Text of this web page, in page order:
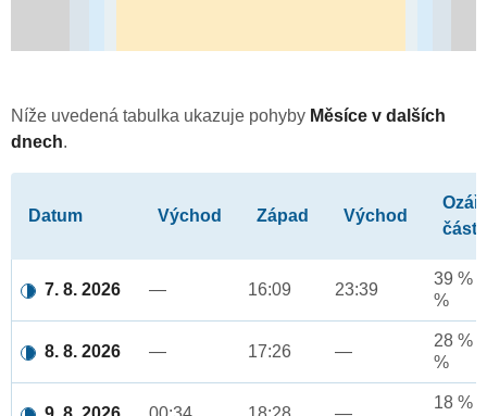
Níže uvedená tabulka ukazuje pohyby Měsíce v dalších
dnech.
Datum Východ Západ Východ
část
7. 8. 2026 — 16:09 23:39
39 %
%
8. 8. 2026 — 17:26 —
28 %
%
18 %